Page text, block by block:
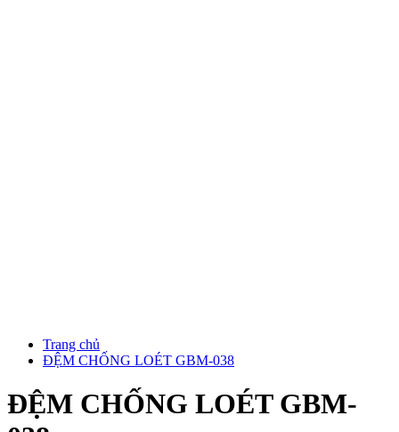
Trang chủ
ĐỆM CHỐNG LOÉT GBM-038
ĐỆM CHỐNG LOÉT GBM-